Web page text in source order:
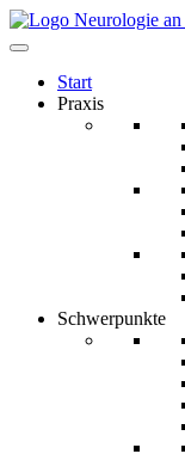
Start
Praxis
Schwerpunkte